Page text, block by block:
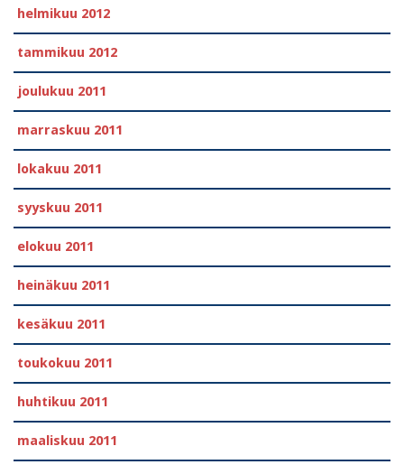
helmikuu 2012
tammikuu 2012
joulukuu 2011
marraskuu 2011
lokakuu 2011
syyskuu 2011
elokuu 2011
heinäkuu 2011
kesäkuu 2011
toukokuu 2011
huhtikuu 2011
maaliskuu 2011